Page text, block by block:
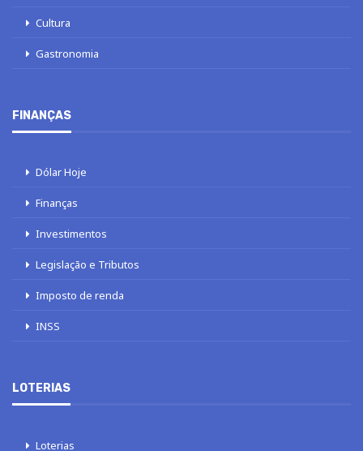
Cultura
Gastronomia
FINANÇAS
Dólar Hoje
Finanças
Investimentos
Legislação e Tributos
Imposto de renda
INSS
LOTERIAS
Loterias